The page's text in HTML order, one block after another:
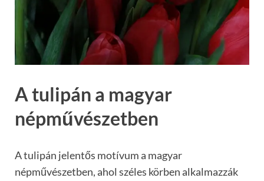
A tulipán a magyar
népművészetben
A tulipán jelentős motívum a magyar
népművészetben, ahol széles körben alkalmazzák